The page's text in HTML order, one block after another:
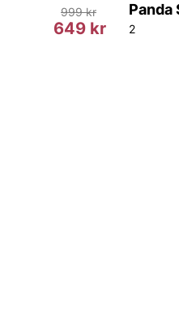
649 kr
999 kr
2